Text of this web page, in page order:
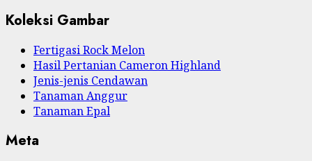
Koleksi Gambar
Fertigasi Rock Melon
Hasil Pertanian Cameron Highland
Jenis-jenis Cendawan
Tanaman Anggur
Tanaman Epal
Meta